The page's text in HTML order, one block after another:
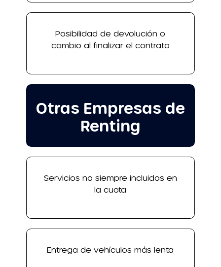
Otras Empresas de
Renting
Servicios no siempre incluidos en
la cuota
Entrega de vehículos más lenta
Posibilidad de devolución o
cambio al finalizar el contrato